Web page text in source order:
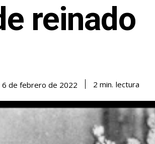
reinado
6 de febrero de 2022 2 min. lectura